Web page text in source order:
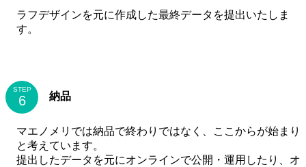
ラフデザインを元に作成した最終データを提出いたしま
す。
STEP
納品
マエノメリでは納品で終わりではなく、ここからが始まり
と考えています。
提出したデータを元にオンラインで公開・運用したり、オ